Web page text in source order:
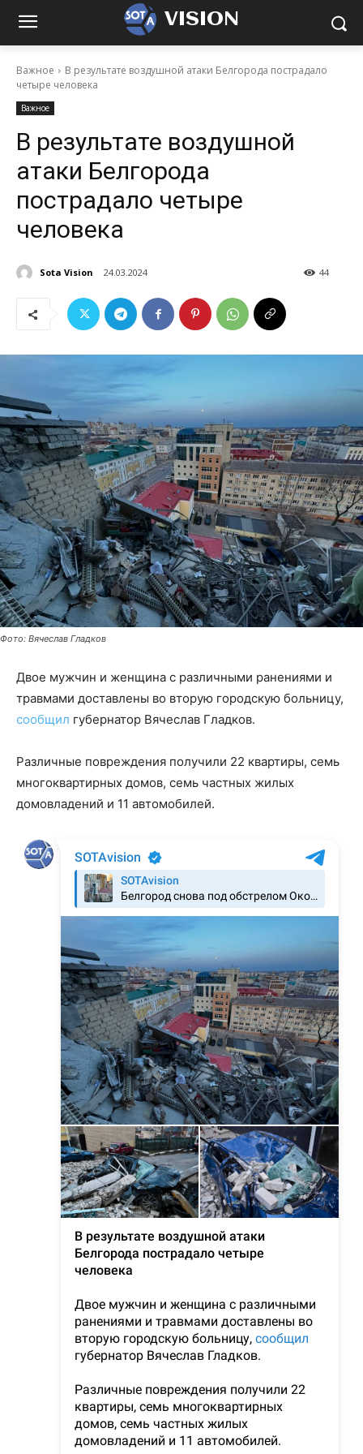
VISION
Важное
В результате воздушной атаки Белгорода пострадало
четыре человека
Важное
В результате воздушной
атаки Белгорода
пострадало четыре
человека
Sota Vision 24.03.2024 44
Фото: Вячеслав Гладков
Двое мужчин и женщина с различными ранениями и
травмами доставлены во вторую городскую больницу,
сообщил губернатор Вячеслав Гладков.
Различные повреждения получили 22 квартиры, семь
многоквартирных домов, семь частных жилых
домовладений и 11 автомобилей.